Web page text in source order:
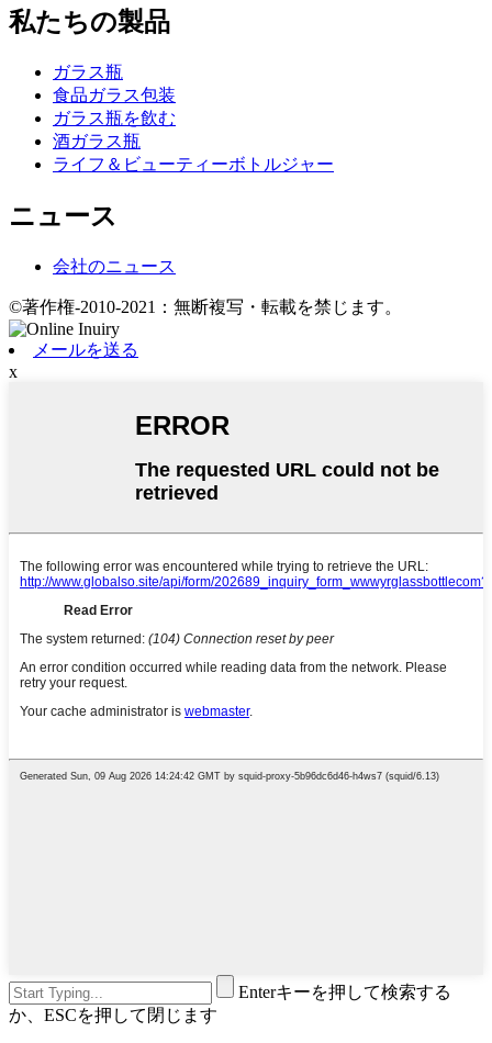
私たちの製品
ガラス瓶
食品ガラス包装
ガラス瓶を飲む
酒ガラス瓶
ライフ＆ビューティーボトルジャー
ニュース
会社のニュース
©著作権-2010-2021：無断複写・転載を禁じます。
メールを送る
x
Enterキーを押して検索する
か、ESCを押して閉じます